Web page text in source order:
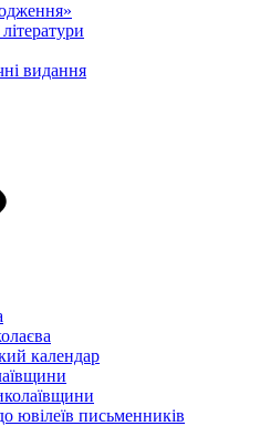
видання
календар
ювілеїв письменників